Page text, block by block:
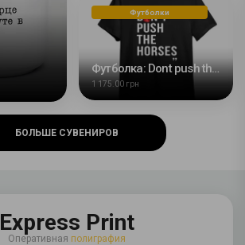
Футболки
Футболка: Dont push the horses
1 175.00 грн
БОЛЬШЕ СУВЕНИРОВ
Express Print
Оперативная полиграфия